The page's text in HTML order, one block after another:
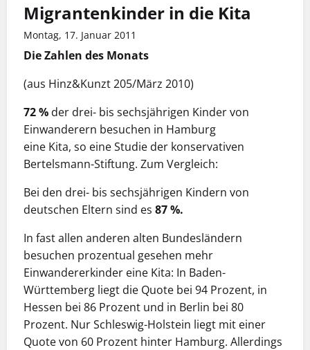
Migrantenkinder in die Kita
Montag, 17. Januar 2011
Die Zahlen des Monats
(aus Hinz&Kunzt 205/März 2010)
72 % der drei- bis sechsjährigen Kinder von
Einwanderern besuchen in Hamburg
eine Kita, so eine Studie der konservativen
Bertelsmann-Stiftung. Zum Vergleich:
Bei den drei- bis sechsjährigen Kindern von
deutschen Eltern sind es 87 %.
In fast allen anderen alten Bundesländern
besuchen prozentual gesehen mehr
Einwandererkinder eine Kita: In Baden-
Württemberg liegt die Quote bei 94 Prozent, in
Hessen bei 86 Prozent und in Berlin bei 80
Prozent. Nur Schleswig-Holstein liegt mit einer
Quote von 60 Prozent hinter Hamburg. Allerdings